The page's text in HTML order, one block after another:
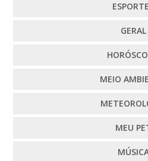
GERAL
MEIO
MEU